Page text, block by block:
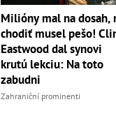
Milióny mal na dosah,
chodiť musel pešo!
Eastwood dal synovi
krutú lekciu: Na toto
zabudni
Zahraniční prominenti